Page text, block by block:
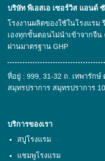
เป็น
มิตร
ต่อ
สิ่ง
ตอบ
แขก
ประทับ
บริษัท พีเอสเอ เซอร์วิส แอนด์
โรงงานผลิตของใช้ในโรงแรม
เองทุกขั้นตอนไม่นำเข้าจากจี
ผ่านมาตรฐาน GHP
ที่อยู่ : 999, 31-32 ถ. เทพารักษ์
สมุทรปราการ สมุทรปราการ
บริการของเรา
สบู่โรงแรม
แชมพูโรงแรม